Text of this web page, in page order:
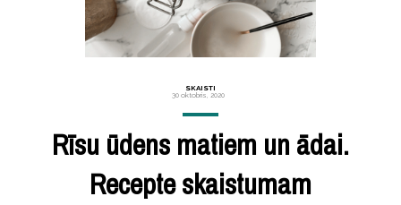
SKAISTI
30 oktobris, 2020
Rīsu ūdens matiem un ādai.
Recepte skaistumam